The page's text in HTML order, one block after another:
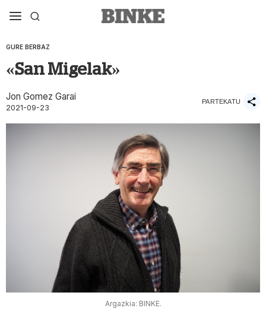
GURE BERBAZ
«San Migelak»
Jon Gomez Garai
2021-09-23
PARTEKATU
Argazkia: BINKE.